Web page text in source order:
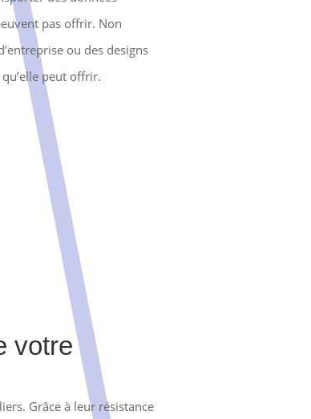
pas offrir. Non
ou des designs
peut offrir.
votre
Grâce à leur résistance